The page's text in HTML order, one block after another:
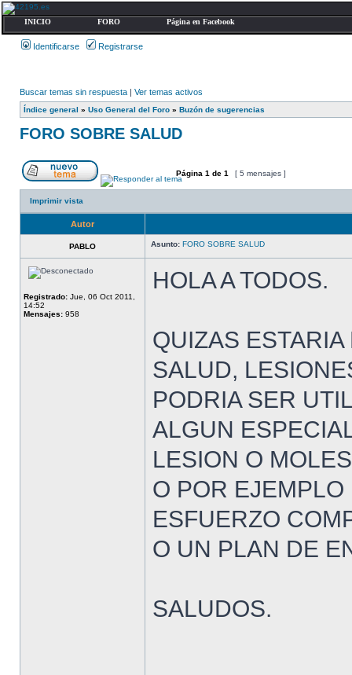
INICIO FORO Página en Facebook
Identificarse Registrarse
Buscar temas sin respuesta | Ver temas activos
Índice general » Uso General del Foro » Buzón de sugerencias
FORO SOBRE SALUD
Página 1 de 1 [ 5 mensajes ]
Imprimir vista
Autor
PABLO Asunto: FORO SOBRE SALUD
Registrado: Jue, 06 Oct 2011,
14:52
Mensajes: 958
HOLA A TODOS.
QUIZAS
SALUD,
PODRIA SER
ALGUN
LESION O
O POR
ESFUERZO
O UN PLAN DE
SALUDOS.